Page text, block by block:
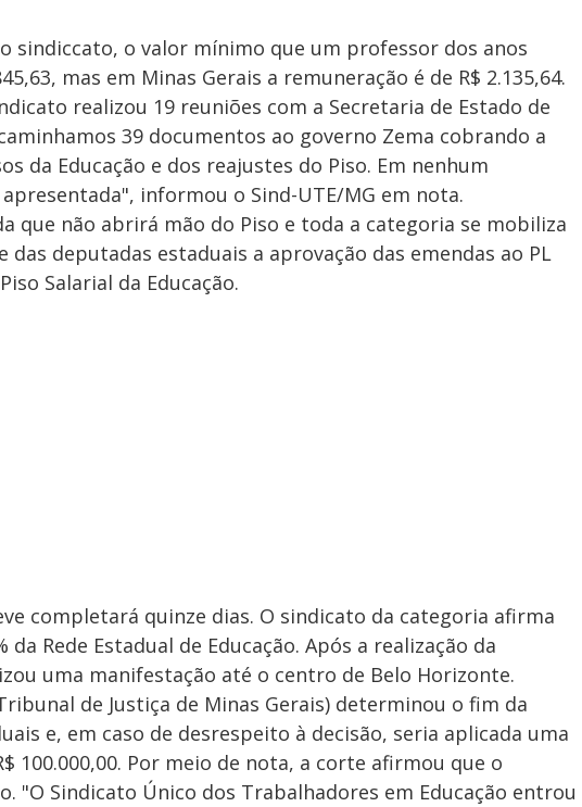
sindiccato, o valor mínimo que um professor dos anos
mas em Minas Gerais a remuneração é de R$ 2.135,64.
realizou 19 reuniões com a Secretaria de Estado de
39 documentos ao governo Zema cobrando a
da Educação e dos reajustes do Piso. Em nenhum
informou o Sind-UTE/MG em nota.
que não abrirá mão do Piso e toda a categoria se mobiliza
deputadas estaduais a aprovação das emendas ao PL
Salarial da Educação.
completará quinze dias. O sindicato da categoria afirma
Rede Estadual de Educação. Após a realização da
uma manifestação até o centro de Belo Horizonte.
de Justiça de Minas Gerais) determinou o fim da
e, em caso de desrespeito à decisão, seria aplicada uma
100.000,00. Por meio de nota, a corte afirmou que o
"O Sindicato Único dos Trabalhadores em Educação entrou